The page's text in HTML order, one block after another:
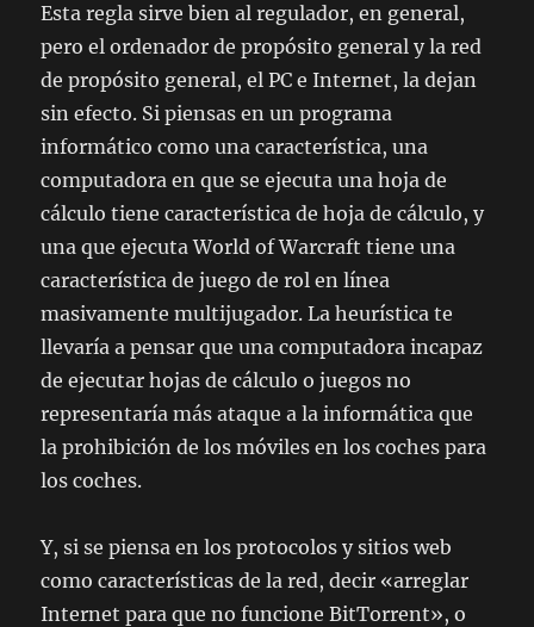
Esta regla sirve bien al regulador, en general,
pero el ordenador de propósito general y la red
de propósito general, el PC e Internet, la dejan
sin efecto. Si piensas en un programa
informático como una característica, una
computadora en que se ejecuta una hoja de
cálculo tiene característica de hoja de cálculo, y
una que ejecuta World of Warcraft tiene una
característica de juego de rol en línea
masivamente multijugador. La heurística te
llevaría a pensar que una computadora incapaz
de ejecutar hojas de cálculo o juegos no
representaría más ataque a la informática que
la prohibición de los móviles en los coches para
los coches.
Y, si se piensa en los protocolos y sitios web
como características de la red, decir «arreglar
Internet para que no funcione BitTorrent», o